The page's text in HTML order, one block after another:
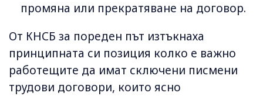
промяна или прекратяване на договор.
От КНСБ за пореден път изтъкнаха
принципната си позиция колко е важно
работещите да имат сключени писмени
трудови договори, които ясно